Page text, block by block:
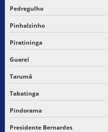
Pedregulho
Pinhalzinho
Piratininga
Guareí
Tarumã
Tabatinga
Pindorama
Presidente Bernardes